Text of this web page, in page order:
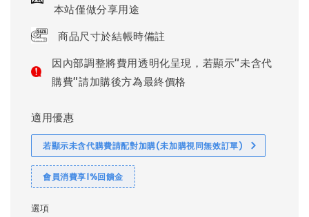
本站僅做分享用途
商品尺寸於結帳時備註
因內部調整將費用透明化呈現，若顯示"未含代
購費"請加購後方為最終價格
適用優惠
若顯示未含代購費請配對加購(未加購視同無效訂單)
會員消費享1%回饋金
選項